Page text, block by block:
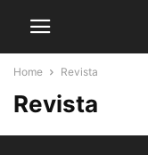
Home Revista
Revista